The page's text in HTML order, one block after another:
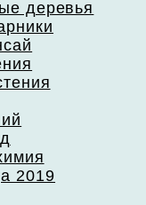
деревья
2019